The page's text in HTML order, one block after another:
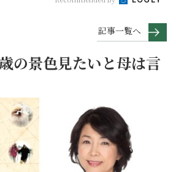
記事一覧へ
の景色見たいと母は言